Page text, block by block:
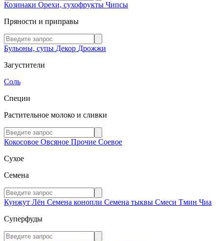
Козинаки Орехи, сухофрукты Чипсы
Пряности и приправы
Бульоны, супы Декор Дрожжи
Загустители
Соль
Специи
Растительное молоко и сливки
Кокосовое Овсяное Прочие Соевое
Сухое
Семена
Кунжут Лён Семена конопли Семена тыквы Смеси Тмин Чиа
Суперфуды